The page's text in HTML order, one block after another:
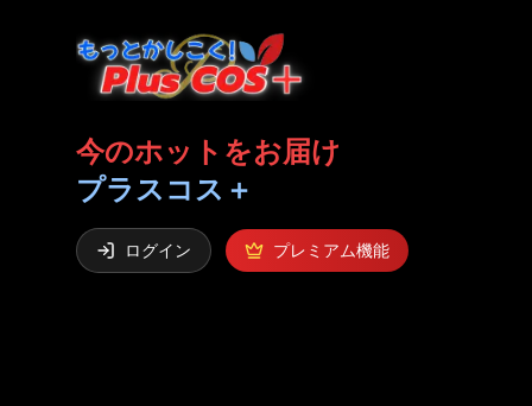
今のホットをお届け
プラスコス＋
ログイン プレミアム機能